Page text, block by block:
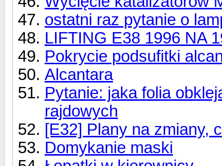
ostatni raz pytanie o
LIFTING E38 1996 NA
Pokrycie podsufitki
Alcantara
Pytanie: jaka folia
rajdowych
[E32] Plany na zmiany,
Domykanie maski